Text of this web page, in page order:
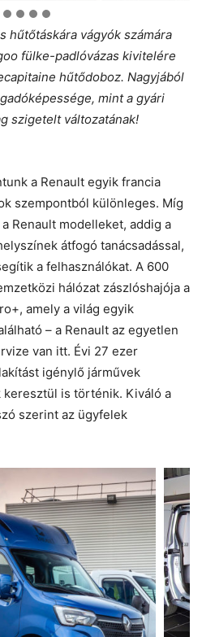
hűtőtáskára vágyók számára
fülke-padlóvázas kivitelére
hűtődoboz. Nagyjából
mint a gyári
szigetelt változatának!
a Renault egyik francia
szempontból különleges. Míg
Renault modelleket, addig a
átfogó tanácsadással,
a felhasználókat. A 600
hálózat zászlóshajója a
amely a világ egyik
– a Renault az egyetlen
van itt. Évi 27 ezer
igénylő járművek
keresztül is történik. Kiváló a
szerint az ügyfelek